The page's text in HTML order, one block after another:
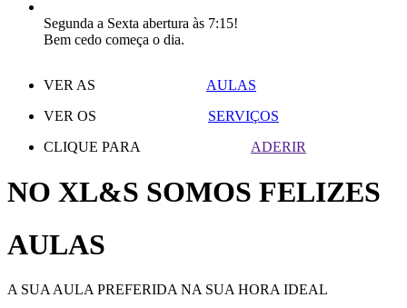
Segunda a Sexta abertura às 7:15!
Bem cedo começa o dia.
VER AS
AULAS
VER OS
SERVIÇOS
CLIQUE PARA
ADERIR
NO XL&S SOMOS FELIZES
AULAS
A SUA AULA PREFERIDA NA SUA HORA IDEAL